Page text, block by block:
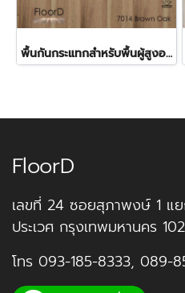
พื้นกันกระแทกสำหรับพื้นผู้สูงอายุและเด็กเล็กFK7014
FloorD
เลขที่ 24 ซอยสุภาพงษ์ 1 แ
ประเวศ กรุงเทพมหานคร
โทร 093-185-8333, 089-